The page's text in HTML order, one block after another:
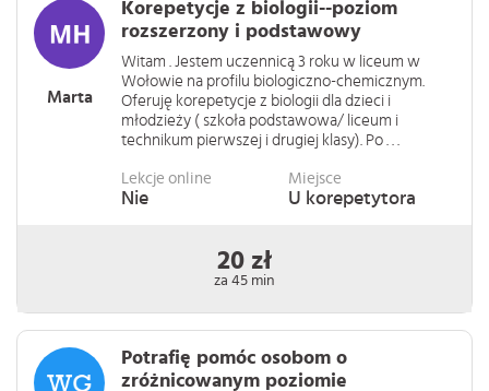
Marta
Korepetycje z biologii--poziom
rozszerzony i podstawowy
Witam . Jestem uczennicą 3 roku w liceum w
Wołowie na profilu biologiczno-chemicznym.
Oferuję korepetycje z biologii dla dzieci i
młodzieży ( szkoła podstawowa/ liceum i
technikum pierwszej i drugiej klasy). Po . . .
Lekcje online
Nie
Miejsce
U korepetytora
20 zł
za 45 min
Potrafię pomóc osobom o
zróżnicowanym poziomie